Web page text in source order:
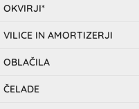
OKVIRJI*
VILICE IN AMORTIZERJI
OBLAČILA
ČELADE